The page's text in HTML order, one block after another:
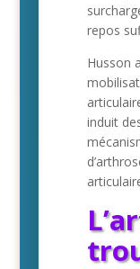
repos
Husson
induit